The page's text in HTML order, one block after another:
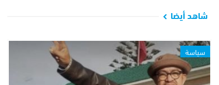
شاهد أيضا
سياسة